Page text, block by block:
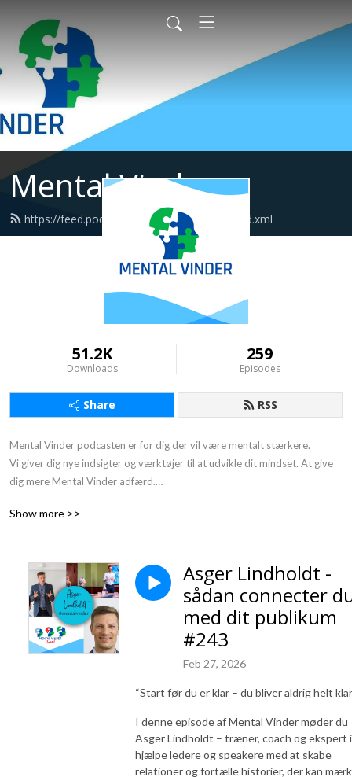
Mental Vinder
https://feed.podbean.com/mentalvinder/feed.xml
51.2K
Downloads
259
Episodes
Share RSS
Mental Vinder podcasten er for dig der vil være mentalt stærkere.
Vi giver dig nye indsigter og værktøjer til at udvikle dit mindset. At give
dig mere Mental Vinder adfærd.
dag.
række ”mentale vindere”, som deler deres erfaringer.
At være en mental vinder er ikke at være Superman eller en anden
superhelt.
Mentale vindere er helt almindelige mennesker som dig og mig, der har
lært at bruge de rigtige mentale værktøjer i en given kontekst.
Show more >>
Asger Lindholdt -
sådan connecter
med dit publikum
#243
Feb 27, 2026
“Start før du er klar – du bliver aldrig helt
I denne episode af Mental Vinder møder du
Asger Lindholdt – træner, coach og ekspert
hjælpe ledere og speakere med at skabe
relationer og fortælle historier, der kan